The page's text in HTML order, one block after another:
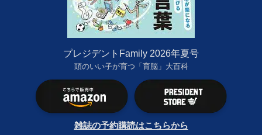
プレジデントFamily 2026年夏号
頭のいい子が育つ「育脳」大百科
雑誌の予約購読はこちらから